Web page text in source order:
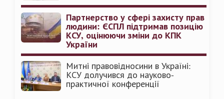
Партнерство у сфері захисту прав
людини: ЄСПЛ підтримав позицію
КСУ, оцінюючи зміни до КПК
України
Митні правовідносини в Україні:
КСУ долучився до науково-
практичної конференції